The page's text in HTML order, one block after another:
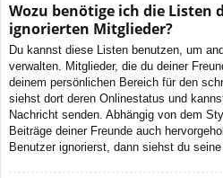
Wozu benötige ich die Listen
ignorierten Mitglieder?
Du kannst diese Listen benutzen, um
verwalten. Mitglieder, die du deiner
deinem persönlichen Bereich für den
siehst dort deren Onlinestatus und
Nachricht senden. Abhängig von dem
Beiträge deiner Freunde auch
Benutzer ignorierst, dann siehst du